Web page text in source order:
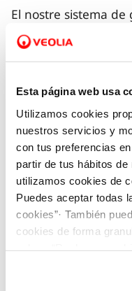
Esta página web usa
Utilizamos cookies
nuestros servicios y
con tus preferencias
partir de tus hábitos de
utilizamos cookies de
Puedes aceptar todas
cookies”· También
cookies de forma
son indispensables
El nostre sistema de
compliment de la
costat d'aquesta es
Laboral.
Disposem de
nostres esforços
i oferir un ambient
nostre personal.